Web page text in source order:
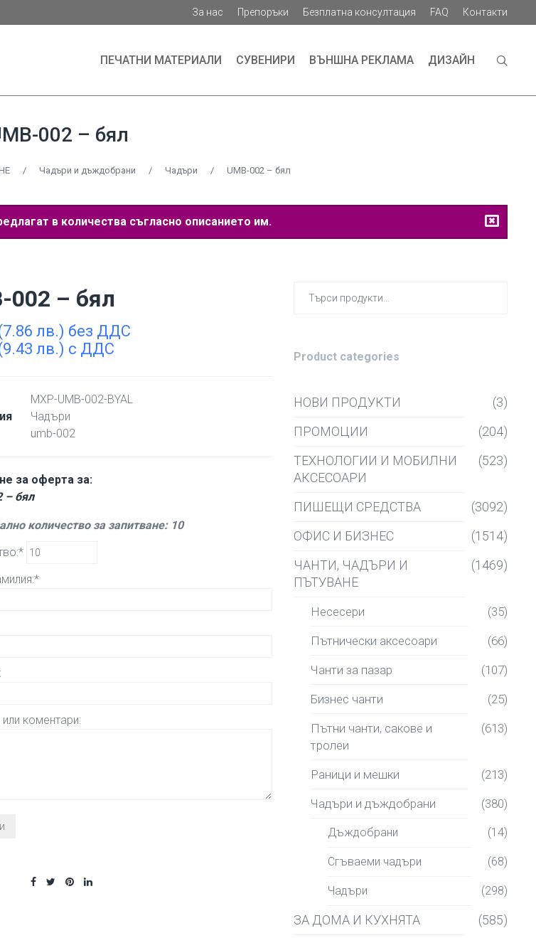
За нас Препоръки Безплатна консултация FAQ Контакти
ПЕЧАТНИ МАТЕРИАЛИ СУВЕНИРИ ВЪНШНА РЕКЛАМА ДИЗАЙН
002 – бял
/ Чадъри и дъждобрани / Чадъри / UMB-002 – бял
в количества съгласно описанието им.
002 – бял
лв.) без ДДС
лв.) с ДДС
MXP-UMB-002-BYAL
Чадъри
umb-002
за оферта за:
– бял
количество за запитване: 10
коментари:
Product categories
НОВИ ПРОДУКТИ
(3)
ПРОМОЦИИ
(204)
ТЕХНОЛОГИИ И МОБИЛНИ
АКСЕСОАРИ
(523)
ПИШЕЩИ СРЕДСТВА
(3092)
ОФИС И БИЗНЕС
(1514)
ЧАНТИ, ЧАДЪРИ И
ПЪТУВАНЕ
(1469)
Несесери (35)
Пътнически аксесоари (66)
Чанти за пазар (107)
Бизнес чанти (25)
Пътни чанти, сакове и
тролеи
(613)
Раници и мешки (213)
Чадъри и дъждобрани (380)
Дъждобрани (14)
Сгъваеми чадъри (68)
Чадъри (298)
ЗА ДОМА И КУХНЯТА
(585)